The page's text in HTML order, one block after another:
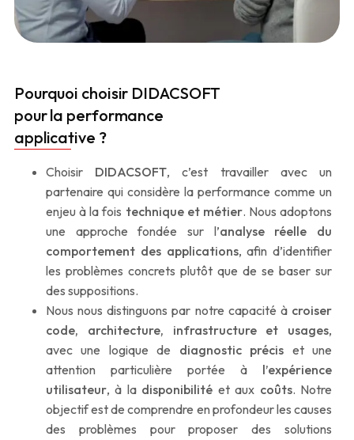
Pourquoi choisir DIDACSOFT
pour la performance
applicative ?
Choisir DIDACSOFT, c’est travailler avec un
partenaire qui considère la performance comme un
enjeu à la fois technique et métier. Nous adoptons
une approche fondée sur l’analyse réelle du
comportement des applications, afin d’identifier
les problèmes concrets plutôt que de se baser sur
des suppositions.
Nous nous distinguons par notre capacité à croiser
code, architecture, infrastructure et usages,
avec une logique de diagnostic précis et une
attention particulière portée à l’expérience
utilisateur, à la disponibilité et aux coûts. Notre
objectif est de comprendre en profondeur les causes
des problèmes pour proposer des solutions